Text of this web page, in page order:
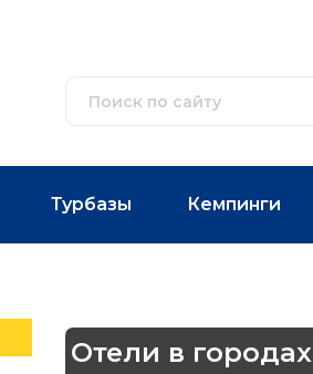
Турбазы Кемпинги
Отели в городах